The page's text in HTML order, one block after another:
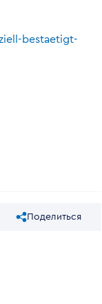
bestaetigt-
Поделиться